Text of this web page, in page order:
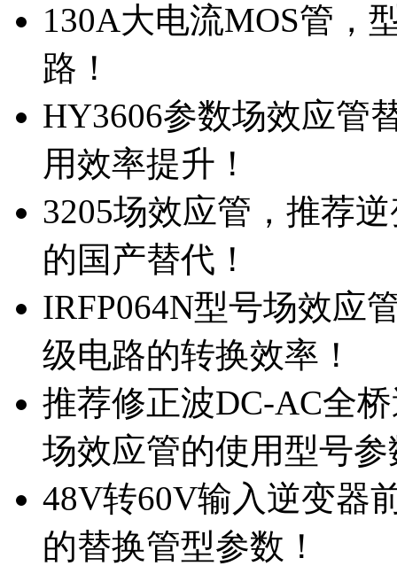
130A大电流MOS管，
路！
HY3606参数场效应管
用效率提升！
3205场效应管，推荐
的国产替代！
IRFP064N型号场效应
级电路的转换效率！
推荐修正波DC-AC全
场效应管的使用型号参
48V转60V输入逆变器
的替换管型参数！